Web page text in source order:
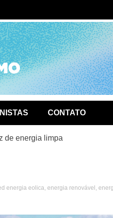
CONTATO
de energia limpa
energia eolica, energia renovável ,